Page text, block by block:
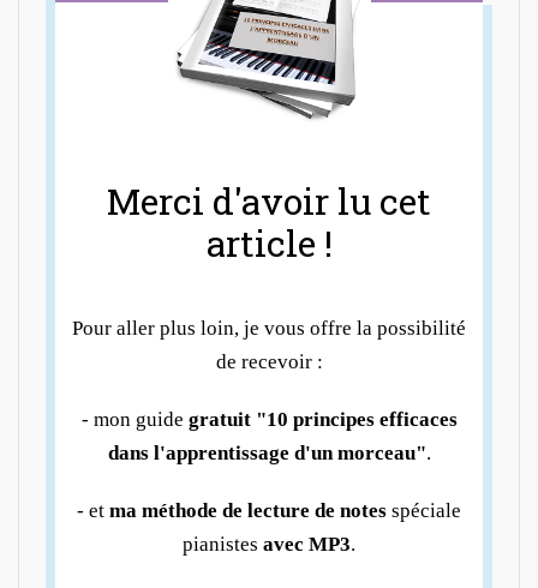
Merci d'avoir lu cet
article !
Pour aller plus loin, je vous offre la possibilité
de recevoir :
- mon guide gratuit "10 principes efficaces
dans l'apprentissage d'un morceau".
- et ma méthode de lecture de notes spéciale
pianistes avec MP3.